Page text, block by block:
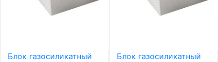
Блок газосиликатный
Блок газосиликатный